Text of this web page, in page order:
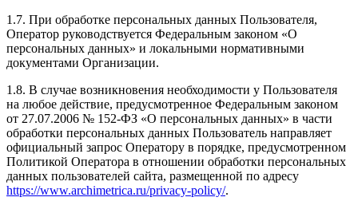
1.7. При обработке персональных данных Пользователя,
Оператор руководствуется Федеральным законом «О
персональных данных» и локальными нормативными
документами Организации.
1.8. В случае возникновения необходимости у Пользователя
на любое действие, предусмотренное Федеральным законом
от 27.07.2006 № 152-ФЗ «О персональных данных» в части
обработки персональных данных Пользователь направляет
официальный запрос Оператору в порядке, предусмотренном
Политикой Оператора в отношении обработки персональных
данных пользователей сайта, размещенной по адресу
https://www.archimetrica.ru/privacy-policy/.